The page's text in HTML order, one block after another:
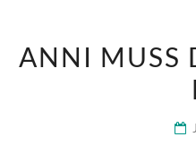
ANNI MUSS